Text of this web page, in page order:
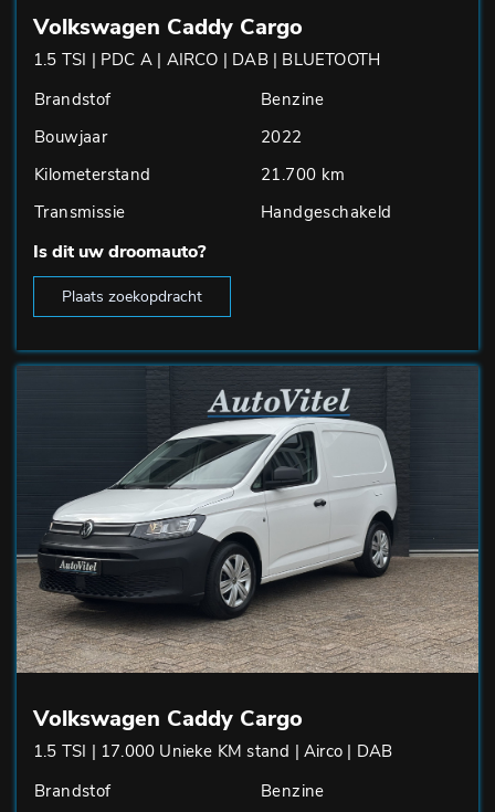
Volkswagen Caddy Cargo
1.5 TSI | PDC A | AIRCO | DAB | BLUETOOTH
Brandstof
Benzine
Bouwjaar
2022
Kilometerstand
21.700 km
Transmissie
Handgeschakeld
Is dit uw droomauto?
Plaats zoekopdracht
Volkswagen Caddy Cargo
1.5 TSI | 17.000 Unieke KM stand | Airco | DAB
Brandstof
Benzine